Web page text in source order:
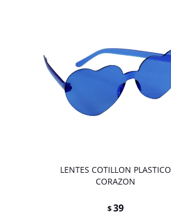
LENTES COTILLON PLASTICO
CORAZON
$39